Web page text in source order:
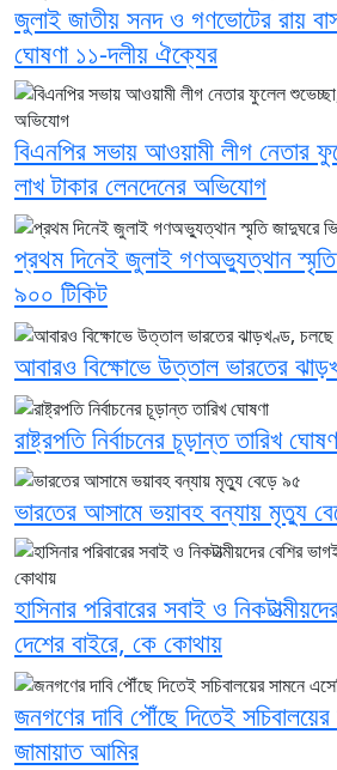
জুলাই জাতীয় সনদ ও গণভোটের রায়
ঘোষণা ১১-দলীয় ঐক্যের
বিএনপির সভায় আওয়ামী লীগ নেতার
লাখ টাকার লেনদেনের অভিযোগ
প্রথম দিনেই জুলাই গণঅভ্যুত্থান
৯০০ টিকিট
আবারও বিক্ষোভে উত্তাল ভারতের
রাষ্ট্রপতি নির্বাচনের চূড়ান্ত তারিখ
ভারতের আসামে ভয়াবহ বন্যায় মৃত্যু
হাসিনার পরিবারের সবাই ও
দেশের বাইরে, কে কোথায়
জনগণের দাবি পৌঁছে দিতেই
জামায়াত আমির